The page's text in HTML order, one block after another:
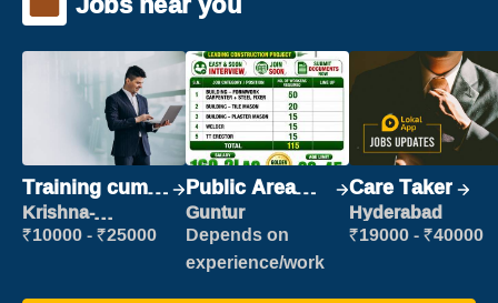
Training cum
Placement
Krishna-
vijayawada
₹10000 - ₹25000
Public Area
Cleaner
Guntur
Depends on
experience/work
Care Taker
Hyderabad
₹19000 - ₹40000